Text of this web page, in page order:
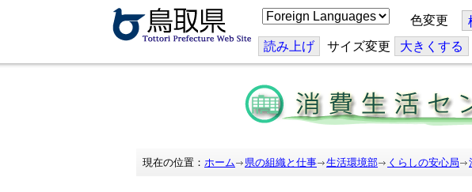
こ
の
ジ
を
訳
す
る
色変更
読み上げ サイズ変更 大きくする
現在の位置： ホーム 県の組織と仕事 生活環境部 くらしの安心局